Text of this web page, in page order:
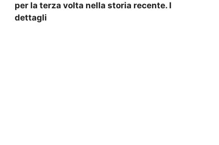
per la terza volta nella storia recente. I
dettagli